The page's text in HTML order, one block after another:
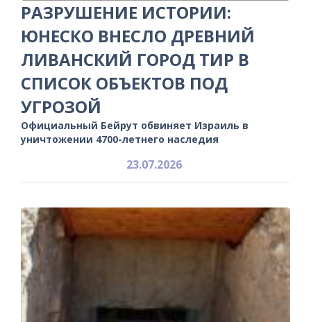
РАЗРУШЕНИЕ ИСТОРИИ:
ЮНЕСКО ВНЕСЛО ДРЕВНИЙ
ЛИВАНСКИЙ ГОРОД ТИР В
СПИСОК ОБЪЕКТОВ ПОД
УГРОЗОЙ
Официальный Бейрут обвиняет Израиль в
уничтожении 4700-летнего наследия
23.07.2026